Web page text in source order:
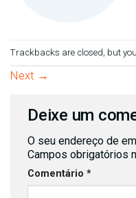
Trackbacks are closed, but
Next →
Deixe um
O seu endereço de
Campos obrigatórios
Comentário *